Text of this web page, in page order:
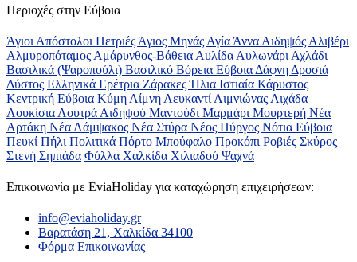
Περιοχές στην Εύβοια
Άγιοι Απόστολοι Πετριές Άγιος Μηνάς Αγία Άννα Αιδηψός Αλιβέρι
Αλμυροπόταμος Αμάρυνθος-Βάθεια Αυλίδα Αυλωνάρι Αχλάδι
Βασιλικά (Ψαροπούλι) Βασιλικό Βόρεια Εύβοια Δάφνη Δροσιά
Δύστος Ελληνικά Ερέτρια ΖάρακεςΉλια Ιστιαία Κάρυστος
Κεντρική Εύβοια Κύμη Λίμνη Λευκαντί Λιμνιώνας Λιχάδα
Λουκίσια Λουτρά Αιδηψού Μαντούδι Μαρμάρι Μουρτερή Νέα
Αρτάκη Νέα Λάμψακος Νέα Στύρα Νέος Πύργος Νότια Εύβοια
Πευκί Πήλι Πολιτικά Πόρτο Μπούφαλο Προκόπι Ροβιές Σκύρος
Στενή Σηπιάδα Φύλλα Χαλκίδα Χιλιαδού Ψαχνά
Επικοινωνία με ΕviaHoliday για καταχώρηση επιχειρήσεων:
info@eviaholiday.gr
Βαρατάση 21, Χαλκίδα 34100
Φόρμα Επικοινωνίας